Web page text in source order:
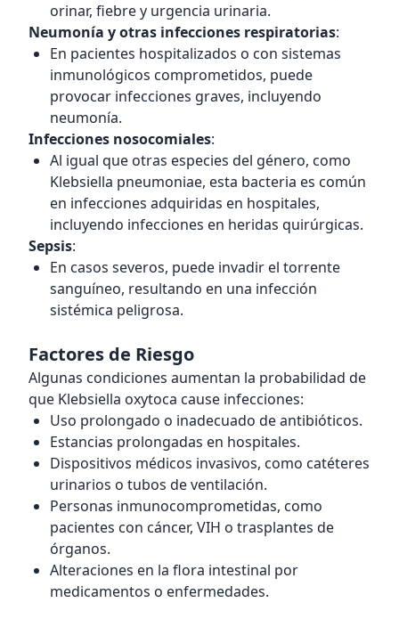
orinar, fiebre y urgencia urinaria.
Neumonía y otras infecciones respiratorias:
En pacientes hospitalizados o con sistemas
inmunológicos comprometidos, puede
provocar infecciones graves, incluyendo
neumonía.
Infecciones nosocomiales:
Al igual que otras especies del género, como
Klebsiella pneumoniae, esta bacteria es común
en infecciones adquiridas en hospitales,
incluyendo infecciones en heridas quirúrgicas.
Sepsis:
En casos severos, puede invadir el torrente
sanguíneo, resultando en una infección
sistémica peligrosa.
Factores de Riesgo
Algunas condiciones aumentan la probabilidad de
que Klebsiella oxytoca cause infecciones:
Uso prolongado o inadecuado de antibióticos.
Estancias prolongadas en hospitales.
Dispositivos médicos invasivos, como catéteres
urinarios o tubos de ventilación.
Personas inmunocomprometidas, como
pacientes con cáncer, VIH o trasplantes de
órganos.
Alteraciones en la flora intestinal por
medicamentos o enfermedades.